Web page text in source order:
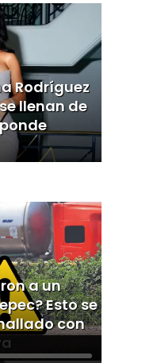
Rodríguez
llenan de
a un
Esto se
con